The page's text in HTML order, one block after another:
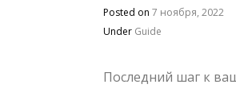
Posted on 7 ноября, 2022
Under Guide
Последний шаг к